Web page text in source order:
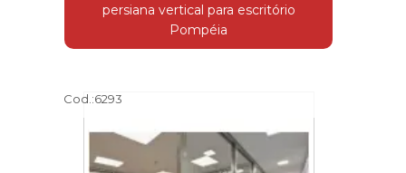
persiana vertical para escritório
Pompéia
Cod.:6293